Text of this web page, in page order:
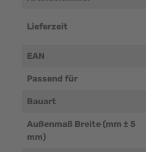
Lieferzeit
EAN
Passend für
Bauart
Außenmaß Breite (mm ± 5
mm)